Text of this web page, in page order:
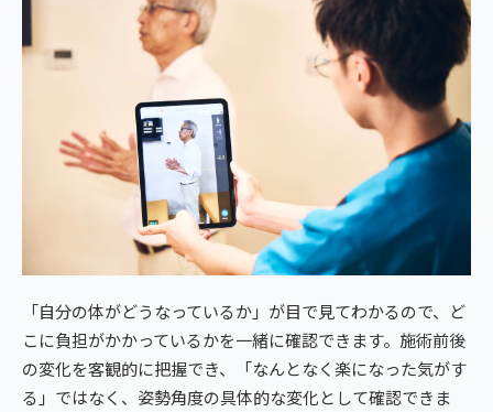
「自分の体がどうなっているか」が目で見てわかるので、ど
こに負担がかかっているかを一緒に確認できます。施術前後
の変化を客観的に把握でき、「なんとなく楽になった気がす
る」ではなく、姿勢角度の具体的な変化として確認できま